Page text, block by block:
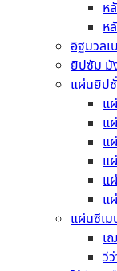
ห
ห
อิฐมวลเ
ยิปซัม มั
แผ่นยิป
แ
แ
แ
แ
แ
แ
แผ่นซีเ
เ
วี
สำหรับใครที่กำลังม
หรือพื้น บทความนี้เ
แผ่นวัสดุชนิดนี้นั้นมี
พร้อมกันแล้วมาติดต
ไอเดียกา
ก่อนจะไปดูวัสดุที่กล่
เข้าใจเกี่ยวกับการ
แน่นอนว่ามินิมอลนั้